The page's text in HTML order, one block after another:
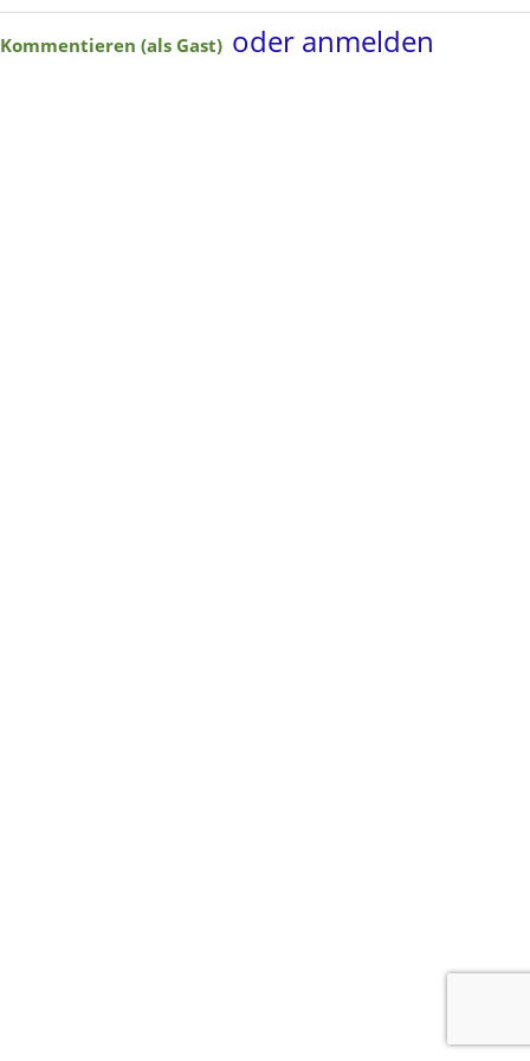
Kommentieren (als Gast) oder anmelden